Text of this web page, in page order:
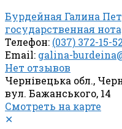
Бурдейная Галина
государственная
Телефон: (037) 372-15-52
Email: galina-
Нет отзывов
Чернівецька обл.,
вул. Бажанського, 14
Смотреть на карте
✕